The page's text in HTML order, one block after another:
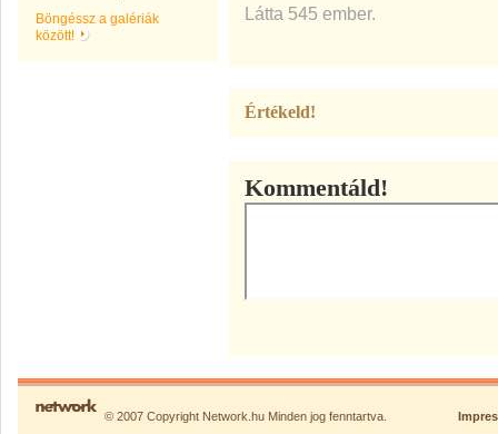
Böngéssz a galériák
között!
Látta 545 ember.
Értékeld!
Kommentáld!
© 2007 Copyright Network.hu Minden jog fenntartva.